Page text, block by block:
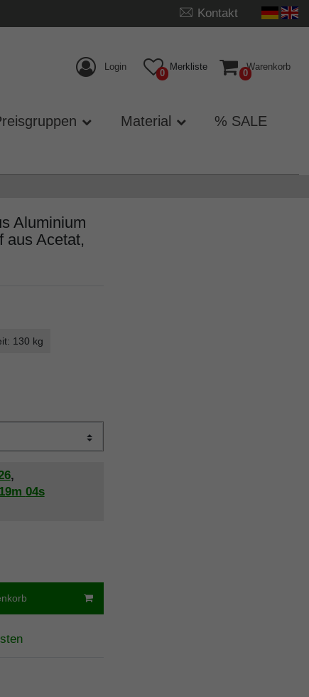
Kontakt
Login
0
Merkliste
0
Warenkorb
Material % SALE
Aluminium
aus Acetat,
130 kg
,
19m 03s